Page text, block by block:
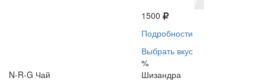
1500
Подробности
Выбрать вкус
%
N-R-G Чай
Шизандра